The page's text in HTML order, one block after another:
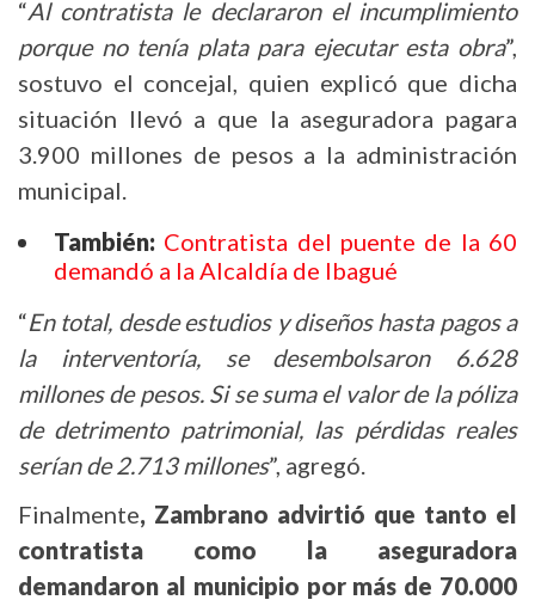
“Al contratista le declararon el incumplimiento
porque no tenía plata para ejecutar esta obra”,
sostuvo el concejal, quien explicó que dicha
situación llevó a que la aseguradora pagara
3.900 millones de pesos a la administración
municipal.
También: Contratista del puente de la 60
demandó a la Alcaldía de Ibagué
“En total, desde estudios y diseños hasta pagos a
la interventoría, se desembolsaron 6.628
millones de pesos. Si se suma el valor de la póliza
de detrimento patrimonial, las pérdidas reales
serían de 2.713 millones”, agregó.
Finalmente, Zambrano advirtió que tanto el
contratista como la aseguradora
demandaron al municipio por más de 70.000